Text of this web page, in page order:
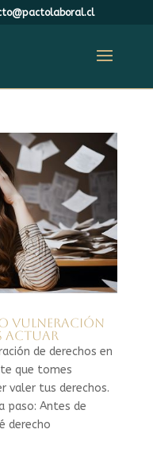
vulneración
actuar
de derechos en
que tomes
valer tus derechos.
paso: Antes de
derecho